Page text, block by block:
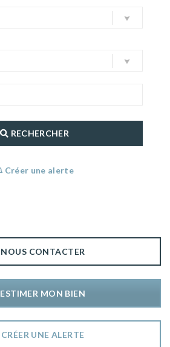
RECHERCHER
Créer une alerte
NOUS CONTACTER
ESTIMER MON BIEN
CRÉER UNE ALERTE